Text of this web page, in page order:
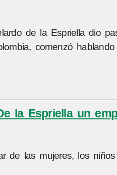
de la Espriella dio
comenzó
la Espriella un
de las mujeres, los